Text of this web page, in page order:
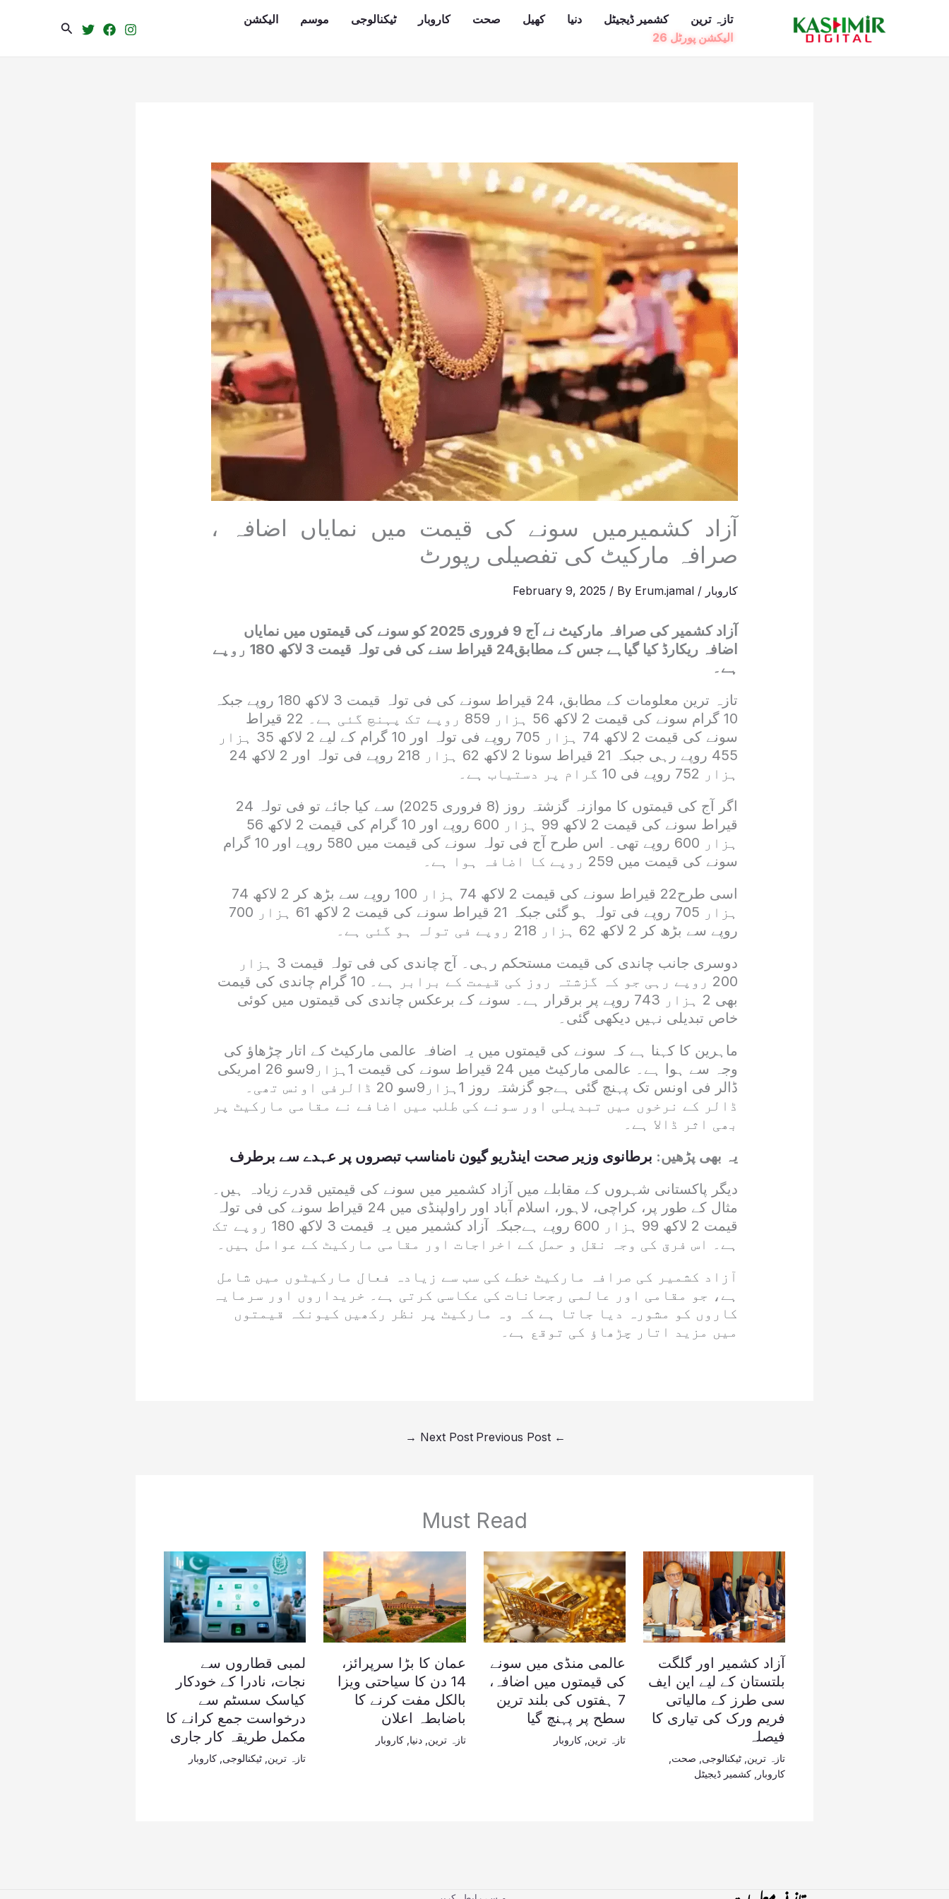
تازہ ترین کشمیر ڈیجیٹل دنیا کھیل صحت کاروبار ٹیکنالوجی موسم
الیکشن
الیکشن پورٹل 26
Search
آزاد کشمیرمیں سونے کی قیمت میں نمایاں اضافہ ،
صرافہ مارکیٹ کی تفصیلی رپورٹ
کاروبار /
February 9, 2025 / By Erum.jamal
آزاد کشمیر کی صرافہ مارکیٹ نے آج 9 فروری 2025 کو سونے کی قیمتوں میں نمایاں
اضافہ ریکارڈ کیا گیاہے جس کے مطابق24 قیراط سنے کی فی تولہ قیمت 3 لاکھ 180 روپے
ہے۔
تازہ ترین معلومات کے مطابق، 24 قیراط سونے کی فی تولہ قیمت 3 لاکھ 180 روپے جبکہ
10 گرام سونے کی قیمت 2 لاکھ 56 ہزار 859 روپے تک پہنچ گئی ہے۔ 22 قیراط
سونے کی قیمت 2 لاکھ 74 ہزار 705 روپے فی تولہ اور 10 گرام کے لیے 2 لاکھ 35 ہزار
455 روپے رہی جبکہ 21 قیراط سونا 2 لاکھ 62 ہزار 218 روپے فی تولہ اور 2 لاکھ 24
ہزار 752 روپے فی 10 گرام پر دستیاب ہے۔
اگر آج کی قیمتوں کا موازنہ گزشتہ روز (8 فروری 2025) سے کیا جائے تو فی تولہ 24
قیراط سونے کی قیمت 2 لاکھ 99 ہزار 600 روپے اور 10 گرام کی قیمت 2 لاکھ 56
ہزار 600 روپے تھی۔ اس طرح آج فی تولہ سونے کی قیمت میں 580 روپے اور 10 گرام
سونے کی قیمت میں 259 روپے کا اضافہ ہوا ہے۔
اسی طرح22 قیراط سونے کی قیمت 2 لاکھ 74 ہزار 100 روپے سے بڑھ کر 2 لاکھ 74
ہزار 705 روپے فی تولہ ہو گئی جبکہ 21 قیراط سونے کی قیمت 2 لاکھ 61 ہزار 700
روپے سے بڑھ کر 2 لاکھ 62 ہزار 218 روپے فی تولہ ہو گئی ہے۔
دوسری جانب چاندی کی قیمت مستحکم رہی۔ آج چاندی کی فی تولہ قیمت 3 ہزار
200 روپے رہی جو کہ گزشتہ روز کی قیمت کے برابر ہے۔ 10 گرام چاندی کی قیمت
بھی 2 ہزار 743 روپے پر برقرار ہے۔ سونے کے برعکس چاندی کی قیمتوں میں کوئی
خاص تبدیلی نہیں دیکھی گئی۔
ماہرین کا کہنا ہے کہ سونے کی قیمتوں میں یہ اضافہ عالمی مارکیٹ کے اتار چڑھاؤ کی
وجہ سے ہوا ہے۔ عالمی مارکیٹ میں 24 قیراط سونے کی قیمت 1ہزار9سو 26 امریکی
ڈالر فی اونس تک پہنچ گئی ہےجو گزشتہ روز 1ہزار9سو 20 ڈالرفی اونس تھی۔
ڈالر کے نرخوں میں تبدیلی اور سونے کی طلب میں اضافے نے مقامی مارکیٹ پر
بھی اثر ڈالا ہے۔
یہ بھی پڑھیں: برطانوی وزیر صحت اینڈریو گیون نامناسب تبصروں پر عہدے سے برطرف
دیگر پاکستانی شہروں کے مقابلے میں آزاد کشمیر میں سونے کی قیمتیں قدرے زیادہ ہیں۔
مثال کے طور پر، کراچی، لاہور، اسلام آباد اور راولپنڈی میں 24 قیراط سونے کی فی تولہ
قیمت 2 لاکھ 99 ہزار 600 روپے ہےجبکہ آزاد کشمیر میں یہ قیمت 3 لاکھ 180 روپے تک
ہے۔ اس فرق کی وجہ نقل و حمل کے اخراجات اور مقامی مارکیٹ کے عوامل ہیں۔
آزاد کشمیر کی صرافہ مارکیٹ خطے کی سب سے زیادہ فعال مارکیٹوں میں شامل
ہے، جو مقامی اور عالمی رجحانات کی عکاسی کرتی ہے۔ خریداروں اور سرمایہ
کاروں کو مشورہ دیا جاتا ہے کہ وہ مارکیٹ پر نظر رکھیں کیونکہ قیمتوں
میں مزید اتار چڑھاؤ کی توقع ہے۔
←
Next Post
→
Must Read
آزاد کشمیر اور گلگت
بلتستان کے لیے این ایف
سی طرز کے مالیاتی
فریم ورک کی تیاری کا
فیصلہ
تازہ ترین ٹیکنالوجی صحت
کاروبار
کشمیر ڈیجیٹل
عالمی منڈی میں سونے
کی قیمتوں میں اضافہ،
7 ہفتوں کی بلند ترین
سطح پر پہنچ گیا
تازہ ترین ,کاروبار
عمان کا بڑا سرپرائز،
14 دن کا سیاحتی ویزا
بالکل مفت کرنے کا
باضابطہ اعلان
تازہ ترین ,دنیا ,کاروبار
لمبی قطاروں سے
نجات، نادرا کے خودکار
کیاسک سسٹم سے
درخواست جمع کرانے کا
مکمل طریقہ کار جاری
تازہ ترین ٹیکنالوجی کاروبار